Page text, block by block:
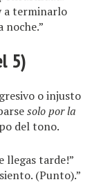
a terminarlo
noche.”
5)
o injusto
solo por la
del tono.
llegas tarde!”
(Punto).”